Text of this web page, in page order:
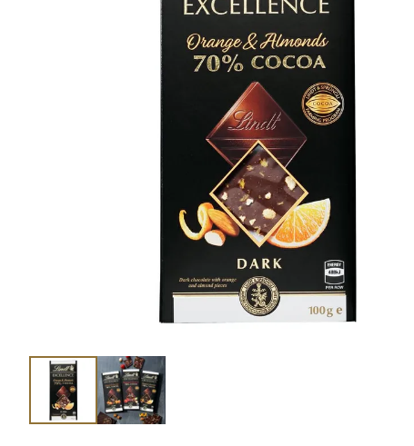
フレーバー一覧
関連商品一覧
(焼き菓子)
リンツ・シン